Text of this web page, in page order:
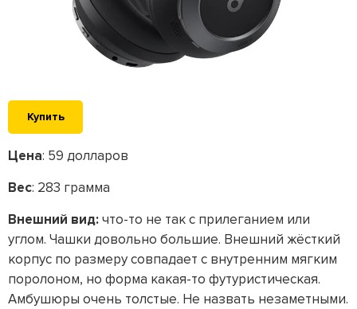
Купить
Цена: 59 долларов
Вес: 283 грамма
Внешний вид:что-то не так с прилеганием или
углом. Чашки довольно большие. Внешний жёсткий
корпус по размеру совпадает с внутренним мягким
поролоном, но форма какая-то футуристическая.
Амбушюры очень толстые. Не назвать незаметными.